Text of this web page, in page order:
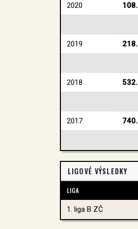
2020 108.
2019 218.
2018 532.
2017 740.
LIGOVÉ VÝSLEDKY
LIGA
1. liga B ZČ